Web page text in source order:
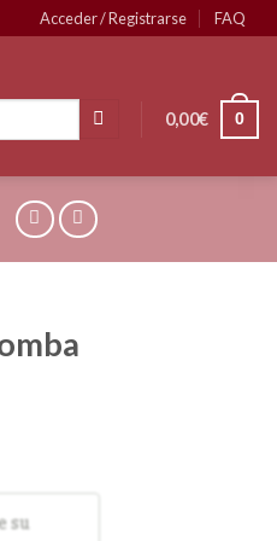
Acceder / Registrarse FAQ
0,00€ 0
su